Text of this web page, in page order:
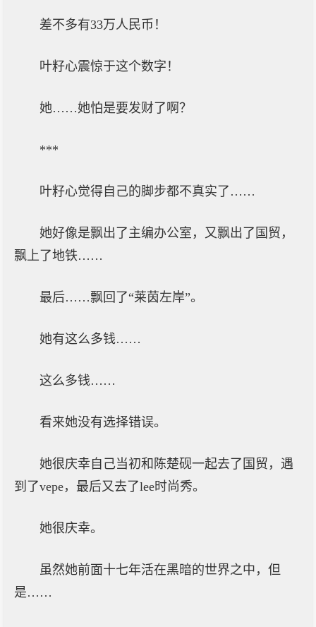
差不多有33万人民币！
叶籽心震惊于这个数字！
她……她怕是要发财了啊？
***
叶籽心觉得自己的脚步都不真实了……
她好像是飘出了主编办公室，又飘出了国贸，
飘上了地铁……
最后……飘回了“莱茵左岸”。
她有这么多钱……
这么多钱……
看来她没有选择错误。
她很庆幸自己当初和陈楚砚一起去了国贸，遇
到了vepe，最后又去了lee时尚秀。
她很庆幸。
虽然她前面十七年活在黑暗的世界之中，但
是……